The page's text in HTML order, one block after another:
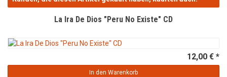
La Ira De Dios "Peru No Existe" CD
12,00 € *
In den Warenkorb